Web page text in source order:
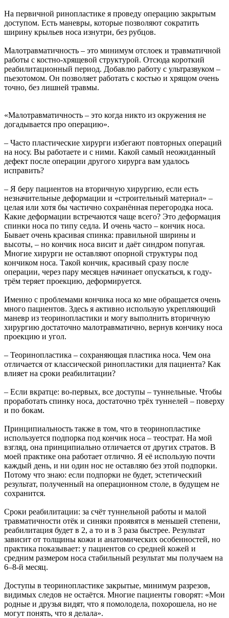
На первичной ринопластике я проведу операцию закрытым
доступом. Есть маневры, которые позволяют сократить
ширину крыльев носа изнутри, без рубцов.
Малотравматичность – это минимум отслоек и травматичной
работы с костно-хрящевой структурой. Отсюда короткий
реабилитационный период. Добавлю работу с ультразвуком –
пьезотомом. Он позволяет работать с костью и хрящом очень
точно, без лишней травмы.
«Малотравматичность – это когда никто из окружения не
догадывается про операцию».
– Часто пластические хирурги избегают повторных операций
на носу. Вы работаете и с ними. Какой самый неожиданный
дефект после операции другого хирурга вам удалось
исправить?
– Я беру пациентов на вторичную хирургию, если есть
незначительные деформации и «строительный материал» –
целая или хотя бы частично сохранённая перегородка носа.
Какие деформации встречаются чаще всего? Это деформация
спинки носа по типу седла. И очень часто – кончик носа.
Бывает очень красивая спинка: правильной ширины и
высоты, – но кончик носа висит и даёт синдром попугая.
Многие хирурги не оставляют опорной структуры под
кончиком носа. Такой кончик, красивый сразу после
операции, через пару месяцев начинает опускаться, к году-
трём теряет проекцию, деформируется.
Именно с проблемами кончика носа ко мне обращается очень
много пациентов. Здесь я активно использую укрепляющий
маневр из теоринопластики и могу выполнить вторичную
хирургию достаточно малотравматично, вернув кончику носа
проекцию и угол.
– Теоринопластика – сохраняющая пластика носа. Чем она
отличается от классической ринопластики для пациента? Как
влияет на сроки реабилитации?
– Если вкратце: во-первых, все доступы – туннельные. Чтобы
проработать спинку носа, достаточно трёх туннелей – поверху
и по бокам.
Принципиальность также в том, что в теоринопластике
используется подпорка под кончик носа – теострат. На мой
взгляд, она принципиально отличается от других стратов. В
моей практике она работает отлично. Я её использую почти
каждый день, и ни один нос не оставляю без этой подпорки.
Потому что знаю: если подпорки не будет, эстетический
результат, полученный на операционном столе, в будущем не
сохранится.
Сроки реабилитации: за счёт туннельной работы и малой
травматичности отёк и синяки проявятся в меньшей степени,
реабилитация будет в 2, а то и в 3 раза быстрее. Результат
зависит от толщины кожи и анатомических особенностей, но
практика показывает: у пациентов со средней кожей и
средним размером носа стабильный результат мы получаем на
6–8-й месяц.
Доступы в теоринопластике закрытые, минимум разрезов,
видимых следов не остаётся. Многие пациенты говорят: «Мои
родные и друзья видят, что я помолодела, похорошела, но не
могут понять, что я делала».